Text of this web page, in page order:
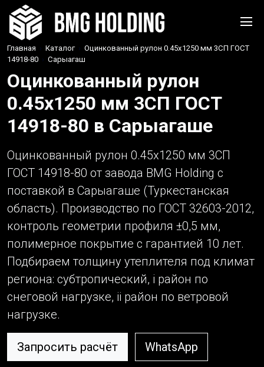
Главная › Каталог › Оцинкованный рулон 0.45x1250 мм 3СП ГОСТ
14918-80 › Сарыагаш
Оцинкованный рулон
0.45x1250 мм 3СП ГОСТ
14918-80 в Сарыагаше
Оцинкованный рулон 0.45x1250 мм 3СП
ГОСТ 14918-80 от завода BMG Holding с
поставкой в Сарыагаше (Туркестанская
область). Производство по ГОСТ 32603-2012,
контроль геометрии профиля ±0,5 мм,
полимерное покрытие с гарантией 10 лет.
Подбираем толщину утеплителя под климат
региона: субтропический, i район по
снеговой нагрузке, ii район по ветровой
нагрузке.
Запросить расчёт WhatsApp